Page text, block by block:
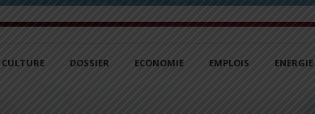
CULTURE DOSSIER ECONOMIE EMPLOIS ENERGIE